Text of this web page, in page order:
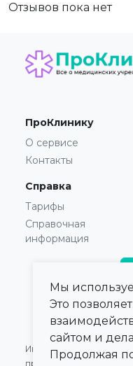
Отзывов пока нет
ПроКлинику
О сервисе
Контакты
Справка
Тарифы
Справочная
информация
Информация,
представленная на
Мы
Это
сайтом и
Продолжая